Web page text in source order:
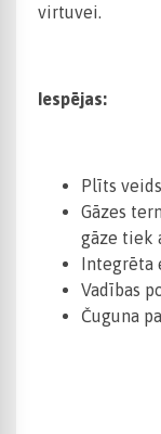
virtuvei.
Iespējas:
Plīts
Gāzes
gāze tiek
Integrēta
Vadības
Čuguna